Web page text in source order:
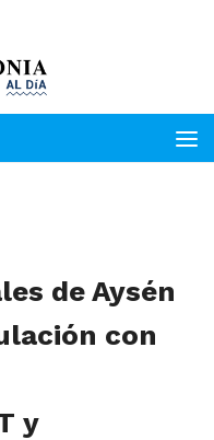
de Aysén
con
y